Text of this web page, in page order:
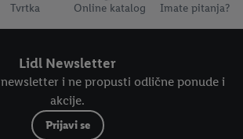
Tvrtka Online katalog Imate pitanja?
Lidl Newsletter
i ne propusti odlične ponude i
akcije.
Prijavi se